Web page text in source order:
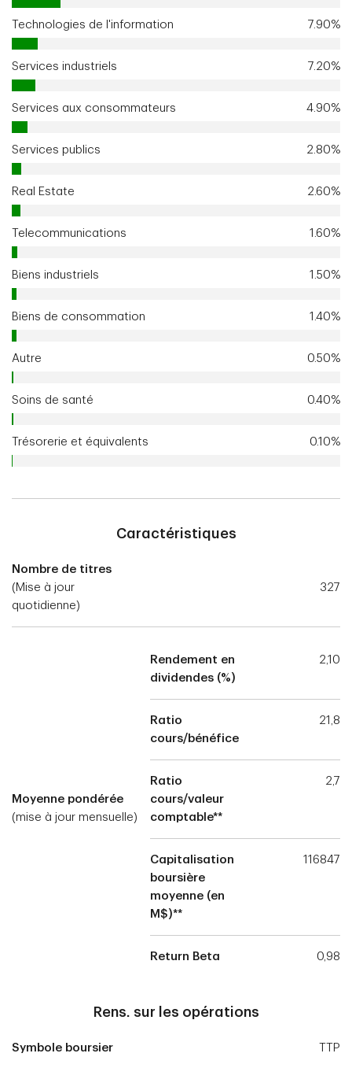
Technologies de l'information 7.90%
Services industriels 7.20%
Services aux consommateurs 4.90%
Services publics 2.80%
Real Estate 2.60%
Telecommunications 1.60%
Biens industriels 1.50%
Biens de consommation 1.40%
Autre 0.50%
Soins de santé 0.40%
Trésorerie et équivalents 0.10%
Caractéristiques
Nombre de titres
(Mise à jour
quotidienne)
327
Moyenne pondérée
(mise à jour mensuelle)
Rendement en
dividendes (%)
2,10
Ratio
cours/bénéfice
21,8
Ratio
cours/valeur
comptable**
2,7
Capitalisation
boursière
moyenne (en
M$)**
116847
Return Beta 0,98
Rens. sur les opérations
Symbole boursier TTP